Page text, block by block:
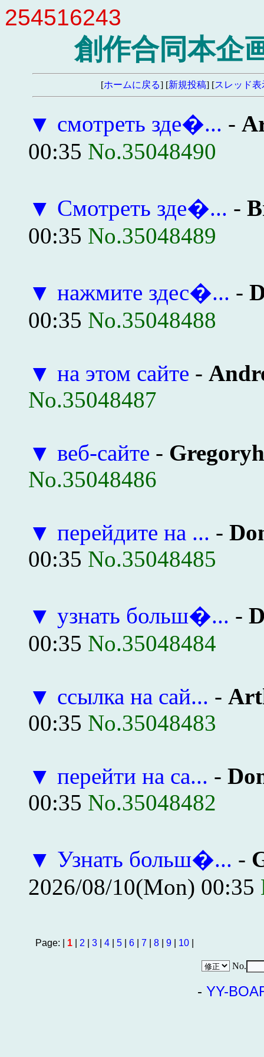
254516243
創作合同本企
[ホームに戻る] [新規投稿] [スレッド表
▼ смотреть зде�... -
00:35 No.35048490
▼ Смотреть зде�... -
00:35 No.35048489
▼ нажмите здес�... -
00:35 No.35048488
▼ на этом сайте -
No.35048487
▼ веб-сайте -
No.35048486
▼ перейдите на ... -
00:35 No.35048485
▼ узнать больш�... -
00:35 No.35048484
▼ ссылка на сай... -
00:35 No.35048483
▼ перейти на са... -
00:35 No.35048482
▼ Узнать больш�... -
2026/08/10(Mon) 00:35
Page: | 1| 2 3| 4| 5| 6| 7 8| 9| 10|
No.
- YY-